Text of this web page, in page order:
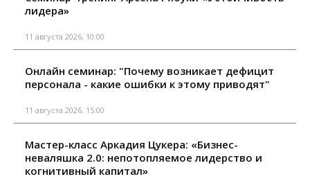
лидера»
11 августа 2026, 10:00
Онлайн семинар: "Почему возникает дефицит
персонала - какие ошибки к этому приводят"
11 августа 2026, 15:00
Мастер-класс Аркадия Цукера: «Бизнес-
неваляшка 2.0: непотопляемое лидерство и
когнитивный капитал»